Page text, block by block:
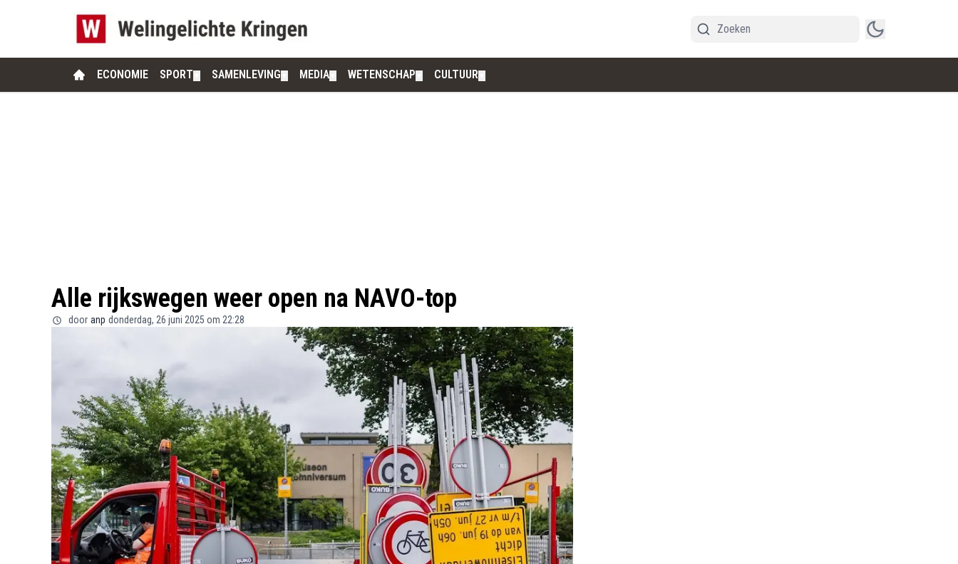
ECONOMIE SPORT SAMENLEVING MEDIA WETENSCHAP CULTUUR
Alle rijkswegen weer open na NAVO-top
door anp donderdag, 26 juni 2025 om 22:28